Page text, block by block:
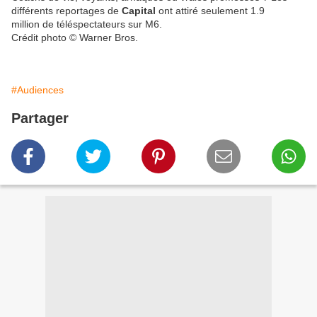
différents reportages de Capital ont attiré seulement 1.9
million de téléspectateurs sur M6.
Crédit photo © Warner Bros.
#Audiences
Partager